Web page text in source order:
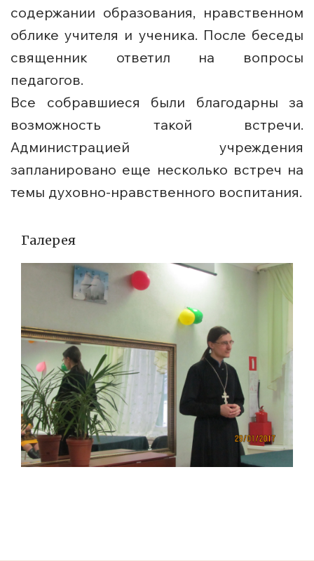
содержании образования, нравственном
облике учителя и ученика. После беседы
священник ответил на вопросы
педагогов.
Все собравшиеся были благодарны за
возможность такой встречи.
Администрацией учреждения
запланировано еще несколько встреч на
темы духовно-нравственного воспитания.
Галерея